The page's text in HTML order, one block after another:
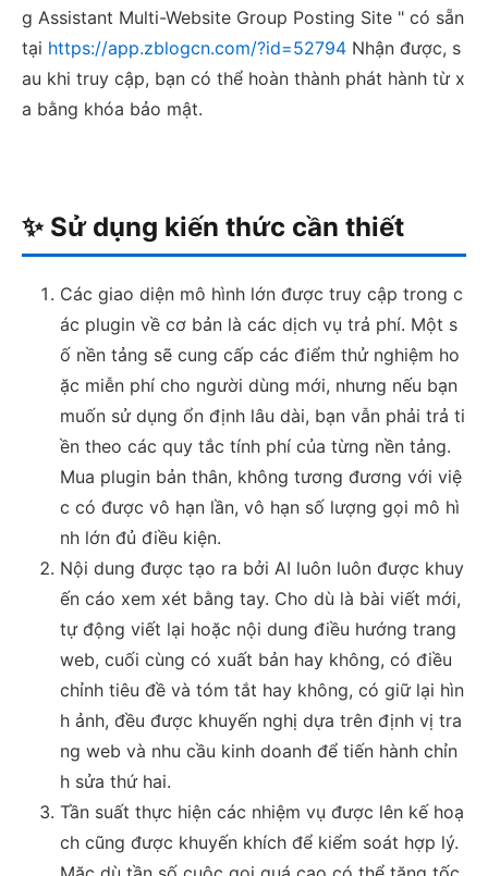
g Assistant Multi-Website Group Posting Site " có sẵn
tại https://app.zblogcn.com/?id=52794 Nhận được, s
au khi truy cập, bạn có thể hoàn thành phát hành từ x
a bằng khóa bảo mật.
✨ Sử dụng kiến thức cần thiết
Các giao diện mô hình lớn được truy cập trong c
ác plugin về cơ bản là các dịch vụ trả phí. Một s
ố nền tảng sẽ cung cấp các điểm thử nghiệm ho
ặc miễn phí cho người dùng mới, nhưng nếu bạn
muốn sử dụng ổn định lâu dài, bạn vẫn phải trả ti
ền theo các quy tắc tính phí của từng nền tảng.
Mua plugin bản thân, không tương đương với việ
c có được vô hạn lần, vô hạn số lượng gọi mô hì
nh lớn đủ điều kiện.
Nội dung được tạo ra bởi AI luôn luôn được khuy
ến cáo xem xét bằng tay. Cho dù là bài viết mới,
tự động viết lại hoặc nội dung điều hướng trang
web, cuối cùng có xuất bản hay không, có điều
chỉnh tiêu đề và tóm tắt hay không, có giữ lại hìn
h ảnh, đều được khuyến nghị dựa trên định vị tra
ng web và nhu cầu kinh doanh để tiến hành chỉn
h sửa thứ hai.
Tần suất thực hiện các nhiệm vụ được lên kế hoạ
ch cũng được khuyến khích để kiểm soát hợp lý.